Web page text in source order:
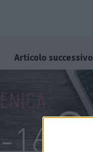
Articolo successivo